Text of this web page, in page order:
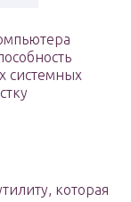
системных
которая